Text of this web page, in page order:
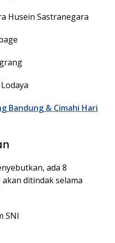
Husein Sastranegara
Bandung & Cimahi Hari
ada 8
ditindak selama
SNI